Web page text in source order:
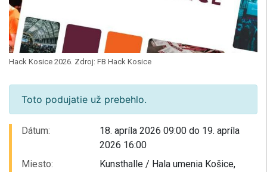
Hack Kosice 2026. Zdroj: FB Hack Kosice
Toto podujatie už prebehlo.
Dátum:
18. apríla 2026 09:00 do 19. apríla
2026 16:00
Miesto:
Kunsthalle / Hala umenia Košice,